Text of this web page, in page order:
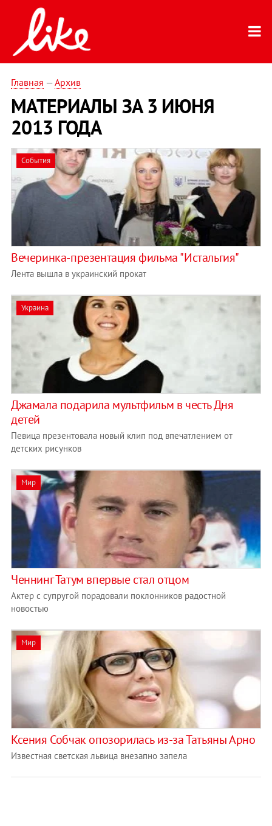
Главная —Архив
МАТЕРИАЛЫ ЗА 3 ИЮНЯ
2013 ГОДА
События
Вечеринка-презентация фильма "Истальгия"
Лента вышла в украинский прокат
Украина
Джамала подарила мультфильм в честь Дня
детей
Певица презентовала новый клип под впечатлением от
детских рисунков
Мир
Ченнинг Татум впервые стал отцом
Актер с супругой порадовали поклонников радостной
новостью
Мир
Ксения Собчак опозорилась из-за Татьяны Арно
Известная светская львица внезапно запела